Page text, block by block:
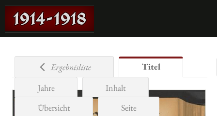
Ergebnisliste
Titel
Jahre
Inhalt
Übersicht
Seite